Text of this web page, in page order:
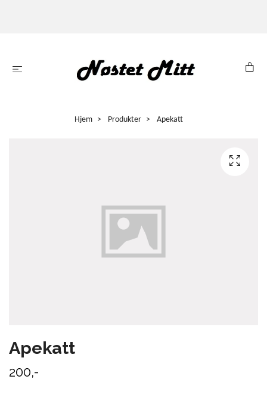
Hjem Produkter Apekatt
Apekatt
200,-